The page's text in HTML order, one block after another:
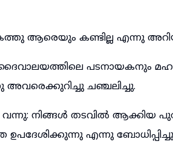
ആരെയും കണ്ടില്ല എന്നു
ദൈവാലയത്തിലെ പടനായകനും
അവരെക്കുറിച്ചു ചഞ്ചലിച്ചു.
നിങ്ങൾ തടവിൽ ആക്കിയ
എന്നു